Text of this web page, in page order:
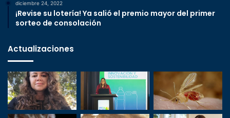
diciembre 24, 2022
¡Revise su lotería! Ya salió el premio mayor del primer
sorteo de consolación
Actualizaciones